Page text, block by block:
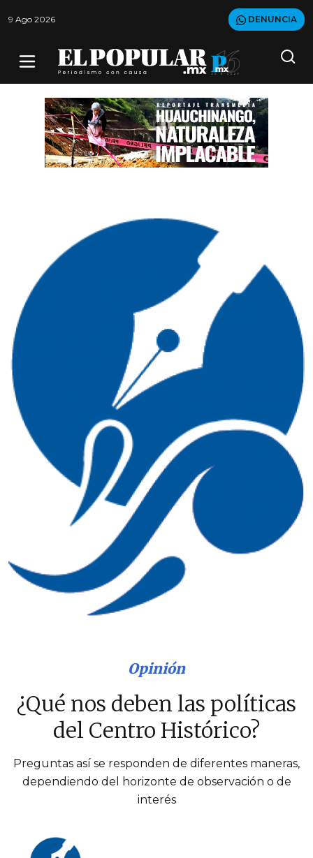
9 Ago 2026 DENUNCIA
Opinión
¿Qué nos deben las políticas
del Centro Histórico?
Preguntas así se responden de diferentes maneras,
dependiendo del horizonte de observación o de
interés